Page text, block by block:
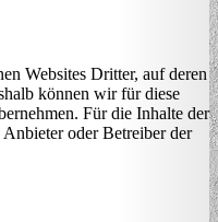
Websites Dritter, auf deren
können wir für diese
Für die Inhalte der
oder Betreiber der